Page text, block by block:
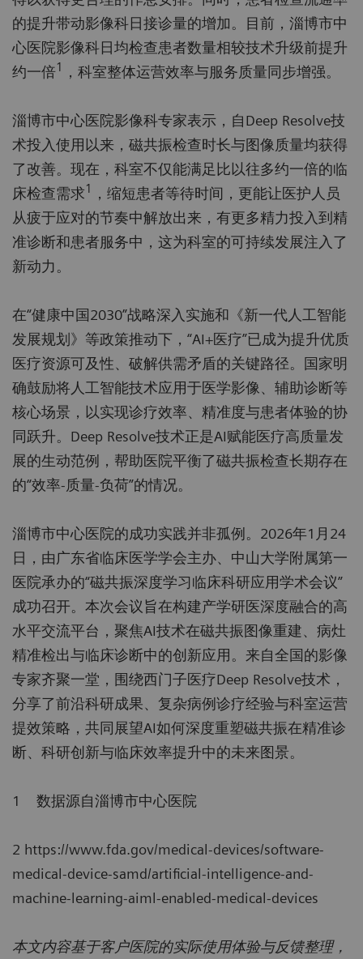
的提升带动影像科日接诊量的增加。目前，淄博市中
心医院影像科日均检查患者数量相较技术升级前提升
约一倍1 ，科室整体运营效率与服务质量同步增强。
淄博市中心医院影像科专家表示，自Deep Resolve技
术投入使用以来，磁共振检查时长与图像质量均获得
了改善。现在，科室不仅能满足比以往多约一倍的临
床检查需求1
，缩短患者等待时间，更能让医护人员
从疲于应对的节奏中解放出来，有更多精力投入到精
准诊断和患者服务中，这为科室的可持续发展注入了
新动力。
在“健康中国2030”战略深入实施和《新一代人工智能
发展规划》等政策推动下，“AI+医疗”已成为提升优质
医疗资源可及性、破解供需矛盾的关键路径。国家明
确鼓励将人工智能技术应用于医学影像、辅助诊断等
核心场景，以实现诊疗效率、精准度与患者体验的协
同跃升。Deep Resolve技术正是AI赋能医疗高质量发
展的生动范例，帮助医院平衡了磁共振检查长期存在
的“效率-质量-负荷”的情况。
淄博市中心医院的成功实践并非孤例。2026年1月24
日，由广东省临床医学学会主办、中山大学附属第一
医院承办的“磁共振深度学习临床科研应用学术会议”
成功召开。本次会议旨在构建产学研医深度融合的高
水平交流平台，聚焦AI技术在磁共振图像重建、病灶
精准检出与临床诊断中的创新应用。来自全国的影像
专家齐聚一堂，围绕西门子医疗Deep Resolve技术，
分享了前沿科研成果、复杂病例诊疗经验与科室运营
提效策略，共同展望AI如何深度重塑磁共振在精准诊
断、科研创新与临床效率提升中的未来图景。
1 数据源自淄博市中心医院
2 https://www.fda.gov/medical-devices/software-
medical-device-samd/artificial-intelligence-and-
machine-learning-aiml-enabled-medical-devices
本文内容基于客户医院的实际使用体验与反馈整理，